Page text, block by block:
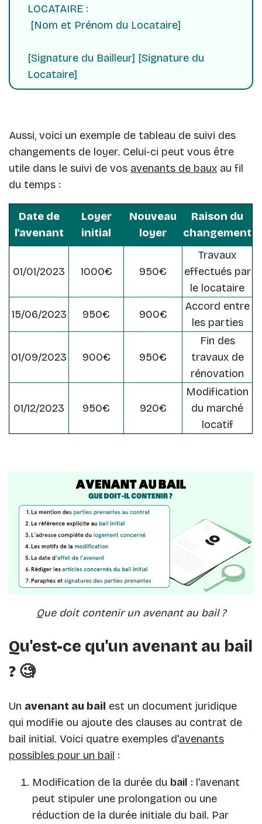
LOCATAIRE :
[Nom et Prénom du Locataire]
[Signature du Bailleur] [Signature du
Locataire]
Aussi, voici un exemple de tableau de suivi des
changements de loyer. Celui-ci peut vous être
utile dans le suivi de vos avenants de baux au fil
du temps :
Date de
l'avenant
Loyer
initial
Nouveau
loyer
Raison du
changement
01/01/2023 1000€ 950€
Travaux
effectués par
le locataire
15/06/2023 950€ 900€
Accord entre
les parties
01/09/2023 900€ 950€
Fin des
travaux de
rénovation
01/12/2023 950€ 920€
Modification
du marché
locatif
Que doit contenir un avenant au bail ?
Qu'est-ce qu'un avenant au bail
? 🧐
Un avenant au bail est un document juridique
qui modifie ou ajoute des clauses au contrat de
bail initial. Voici quatre exemples d'avenants
possibles pour un bail :
Modification de la durée du bail : l'avenant
peut stipuler une prolongation ou une
réduction de la durée initiale du bail. Par